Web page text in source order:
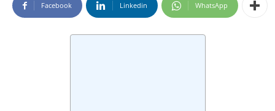
Facebook Linkedin WhatsApp